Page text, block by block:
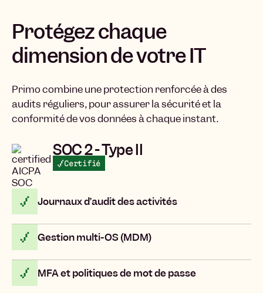
Protégez chaque
dimension de votre IT
Primo combine une protection renforcée à des
audits réguliers, pour assurer la sécurité et la
conformité de vos données à chaque instant.
SOC 2 - Type II
Certifié
Journaux d’audit des activités
Gestion multi-OS (MDM)
MFA et politiques de mot de passe